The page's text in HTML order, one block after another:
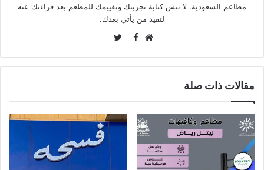
مطاعم السعودية. لا تنس كتابة تجربتك وتقييمك للمطعم بعد قراءتك عنه
لتفيد من يأتي بعدك.
Facebook
مقالات ذات صلة